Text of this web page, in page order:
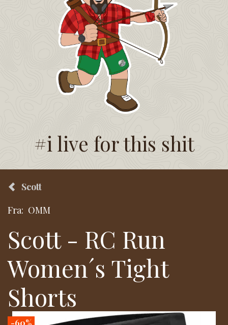
#i live for this shit
Scott
Fra: OMM
Scott - RC Run
Women´s Tight
Shorts
-60%